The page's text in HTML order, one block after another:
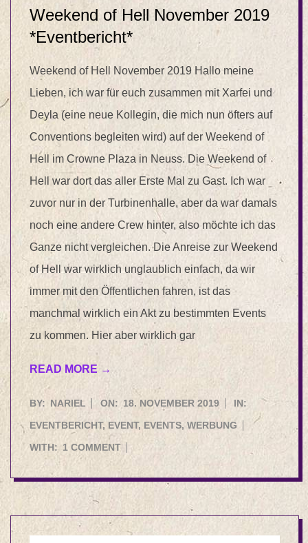
Weekend of Hell November 2019
*Eventbericht*
Weekend of Hell November 2019 Hallo meine
Lieben, ich war für euch zusammen mit Xarfei und
Deyla (eine neue Kollegin, die mich nun öfters auf
Conventions begleiten wird) auf der Weekend of
Hell im Crowne Plaza in Neuss. Die Weekend of
Hell war dort das aller Erste Mal zu Gast. Ich war
zuvor nur in der Turbinenhalle, aber da war damals
noch eine andere Crew hinter, also möchte ich das
Ganze nicht vergleichen. Die Anreise zur Weekend
of Hell war wirklich unglaublich einfach, da wir
immer mit den Öffentlichen fahren, ist das
manchmal wirklich ein Akt zu bestimmten Events
zu kommen. Hier aber wirklich gar
READ MORE →
2019-
11-
18
BY: NARIEL ON: 18. NOVEMBER 2019 IN:
EVENTBERICHT, EVENT, EVENTS,WERBUNG
WITH: 1 COMMENT